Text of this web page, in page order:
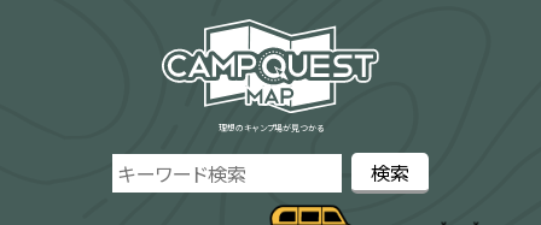
理想のキャンプ場が見つかる